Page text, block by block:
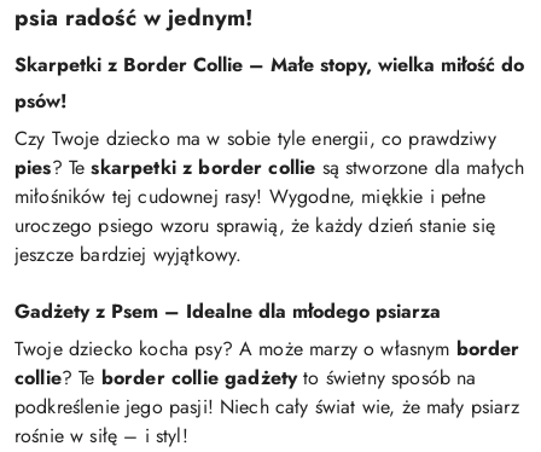
psia radość w jednym!
Skarpetki z Border Collie – Małe stopy, wielka miłość do
psów!
Czy Twoje dziecko ma w sobie tyle energii, co prawdziwy
pies? Teskarpetki z border collie są stworzone dla małych
miłośników tej cudownej rasy! Wygodne, miękkie i pełne
uroczego psiego wzoru sprawią, że każdy dzień stanie się
jeszcze bardziej wyjątkowy.
Gadżety z Psem – Idealne dla młodego psiarza
Twoje dziecko kocha psy? A może marzy o własnym border
collie? Te border collie gadżetyto świetny sposób na
podkreślenie jego pasji! Niech cały świat wie, że mały psiarz
rośnie w siłę – i styl!